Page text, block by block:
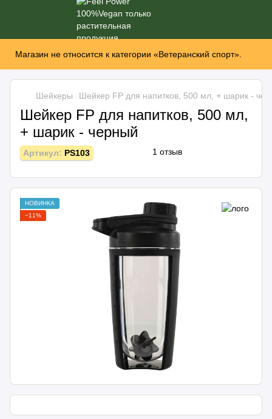
Магазин не относится к категории «Ветеранский спорт».
Шейкеры Шейкер FP для напитков, 500 мл, + шарик -
Шейкер FP для напитков, 500 мл,
+ шарик - черный
Артикул: PS103 1 отзыв
НОВИНКА
−11%